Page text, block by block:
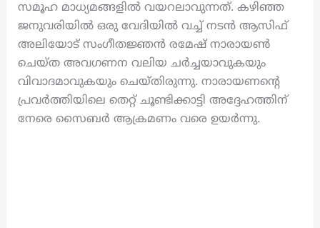
സമൂഹ മാധ്യമങ്ങളിൽ വയറലാവുന്നത്. കഴിഞ്ഞ
ജനുവരിയില്‍ ഒരു വേദിയില്‍ വച്ച് നടന്‍ ആസിഫ്
അലിയോട് സംഗീതജ്ഞന്‍ രമേഷ് നാരായൺ
ചെയ്ത അവഗണന വലിയ ചർച്ചയാവുകയും
വിവാദമാവുകയും ചെയ്തിരുന്നു. നാരായണന്റെ
പ്രവർത്തിയിലെ തെറ്റ് ചൂണ്ടിക്കാട്ടി അദ്ദേഹത്തിന്
നേരെ സൈബർ ആക്രമണം വരെ ഉയർന്നു.